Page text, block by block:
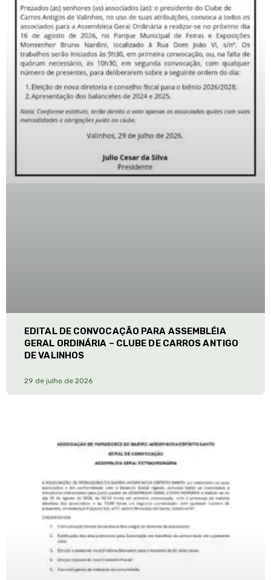
EDITAL DE CONVOCAÇÃO PARA ASSEMBLÉIA
GERAL ORDINÁRIA – CLUBE DE CARROS ANTIGO
DE VALINHOS
29 de julho de 2026